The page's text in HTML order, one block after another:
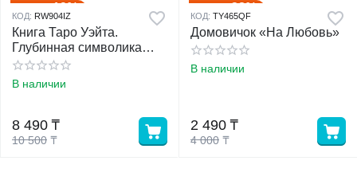
19%
КОД: RW904IZ
Книга Таро Уэйта.
Глубинная символика
карт.
В наличии
10 500 ₸
8 490 ₸
38%
КОД: TY465QF
Домовичок «На Любовь»
В наличии
4 000 ₸
2 490 ₸